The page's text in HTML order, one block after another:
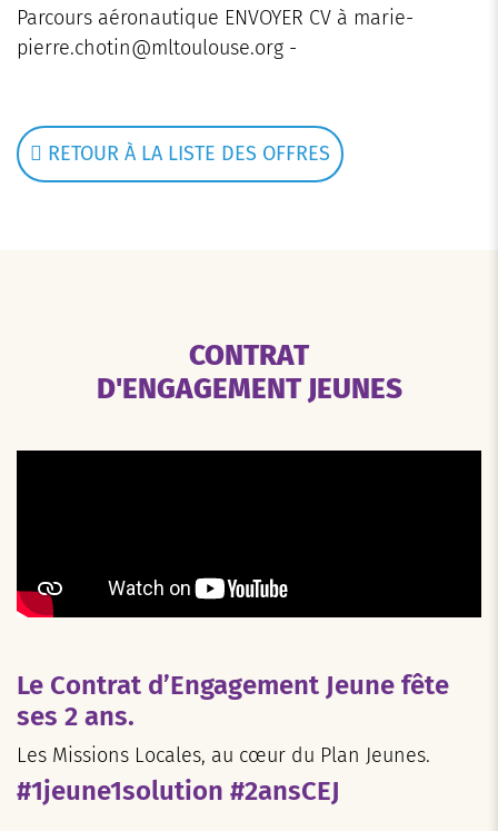
Parcours aéronautique ENVOYER CV à marie-
pierre.chotin@mltoulouse.org -
RETOUR À LA LISTE DES OFFRES
CONTRAT
D'ENGAGEMENT JEUNES
Le Contrat d’Engagement Jeune fête
ses 2 ans.
Les Missions Locales, au cœur du Plan Jeunes.
#1jeune1solution #2ansCEJ